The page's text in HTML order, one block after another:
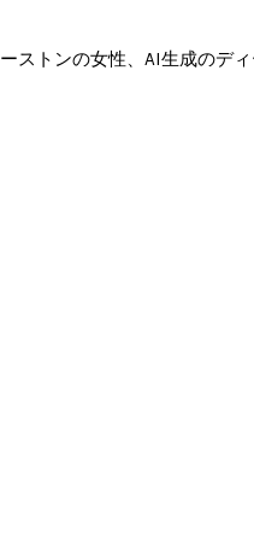
ストンの女性、AI生成のデ
ンの女性、AI生成の